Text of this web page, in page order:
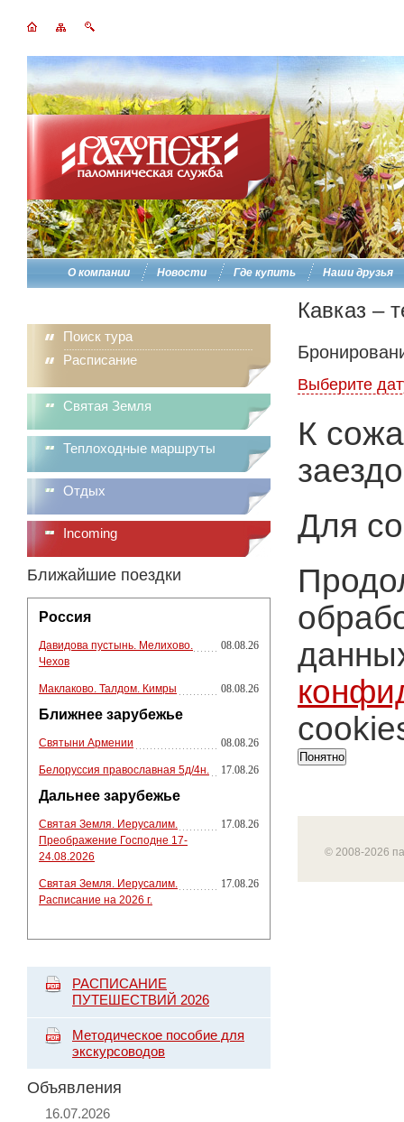
О компании Новости Где купить Наши друзья
Поиск тура
Расписание
Святая Земля
Теплоходные маршруты
Отдых
Incoming
Ближайшие поездки
Россия
Давидова пустынь. Мелихово.
Чехов
08.08.26
Маклаково. Талдом. Кимры 08.08.26
Ближнее зарубежье
Святыни Армении 08.08.26
Белоруссия православная 5д/4н. 17.08.26
Дальнее зарубежье
Святая Земля. Иерусалим.
Преображение Господне 17-
24.08.2026
17.08.26
Святая Земля. Иерусалим.
Расписание на 2026 г.
17.08.26
РАСПИСАНИЕ
ПУТЕШЕСТВИЙ 2026
Методическое пособие для
экскурсоводов
Объявления
16.07.2026
Кавказ –
Выберите
К
Для
Понятно
© 2008-2026